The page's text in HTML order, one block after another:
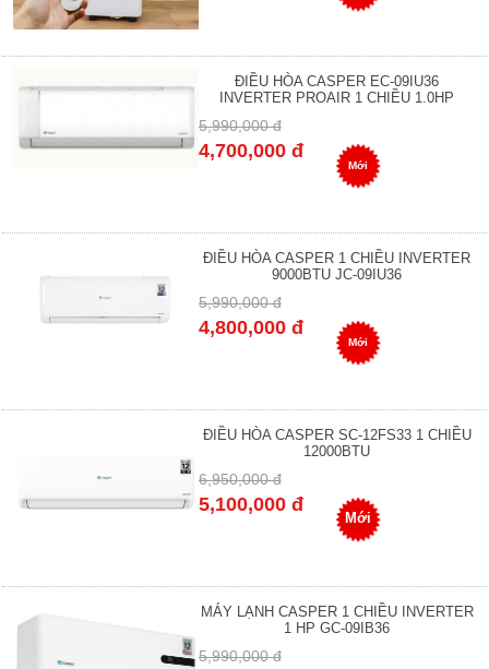
ĐIỀU HÒA CASPER EC-09IU36
INVERTER PROAIR 1 CHIỀU 1.0HP
5,990,000 đ
4,700,000 đ
Mới
ĐIỀU HÒA CASPER 1 CHIỀU INVERTER
9000BTU JC-09IU36
5,990,000 đ
4,800,000 đ
Mới
ĐIỀU HÒA CASPER SC-12FS33 1 CHIỀU
12000BTU
6,950,000 đ
5,100,000 đ
Mới
MÁY LẠNH CASPER 1 CHIỀU INVERTER
1 HP GC-09IB36
5,990,000 đ